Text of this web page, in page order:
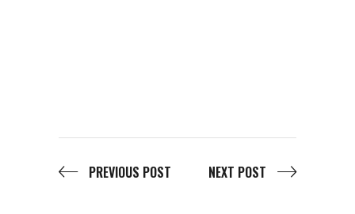
PREVIOUS POST NEXT POST